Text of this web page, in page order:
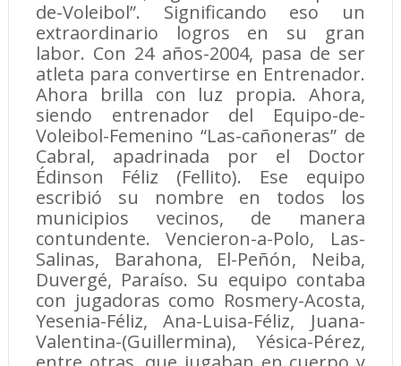
de-Voleibol”. Significando eso un
extraordinario logros en su gran
labor. Con 24 años-2004, pasa de ser
atleta para convertirse en Entrenador.
Ahora brilla con luz propia. Ahora,
siendo entrenador del Equipo-de-
Voleibol-Femenino “Las-cañoneras” de
Cabral, apadrinada por el Doctor
Édinson Féliz (Fellito). Ese equipo
escribió su nombre en todos los
municipios vecinos, de manera
contundente. Vencieron-a-Polo, Las-
Salinas, Barahona, El-Peñón, Neiba,
Duvergé, Paraíso. Su equipo contaba
con jugadoras como Rosmery-Acosta,
Yesenia-Féliz, Ana-Luisa-Féliz, Juana-
Valentina-(Guillermina), Yésica-Pérez,